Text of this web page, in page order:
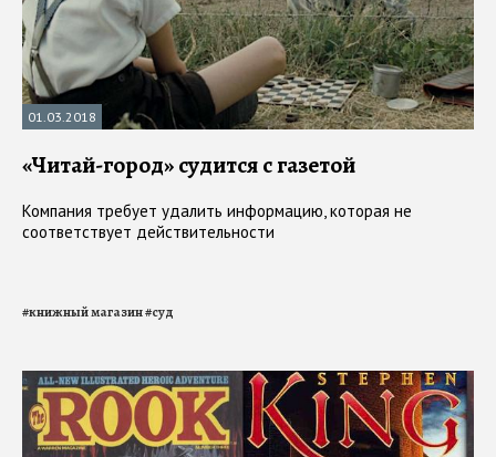
01.03.2018
«Читай-город» судится с газетой
Компания требует удалить информацию, которая не
соответствует действительности
#книжный магазин#суд